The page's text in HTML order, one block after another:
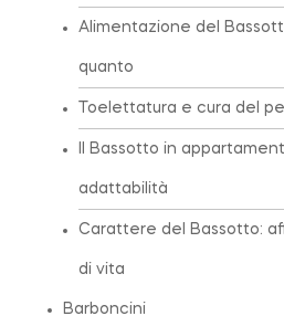
Alimentazione del
quanto
Toelettatura e cura del
Il Bassotto in
adattabilità
Carattere del Bassotto:
di vita
Barboncini